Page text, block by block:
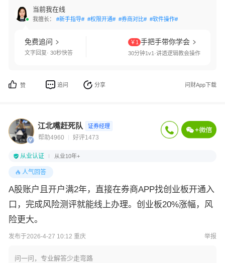
当前我在线
我擅长： #新手指导# #权限开通# #券商对比# #软件操作#
免费追问
文字回复· 30秒快答
￥1 手把手带你学会
30分钟1v1·讲透逻辑教会操作
赞 追问 分享 问财App下载
江北嘴赶死队 证券经理
帮助4960 好评1473
从业认证 从业10年+
人气回答
A股账户且开户满2年，直接在券商APP找创业板开通入
口，完成风险测评就能线上办理。创业板20%涨幅，风
险更大。
发布于2026-4-27 10:12 重庆 举报
问一问，专业解答少走弯路